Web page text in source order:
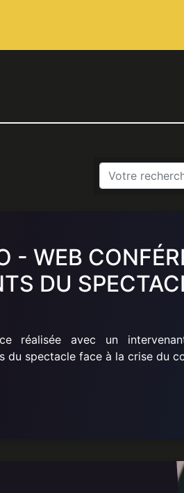
- WEB
DU
réalisée avec un
spectacle face à la crise du